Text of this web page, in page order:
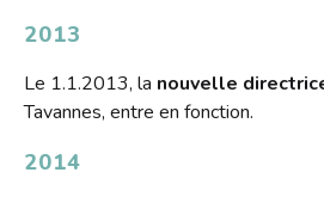
2013
Le 1.1.2013, la nouvelle
Tavannes, entre en fonction.
2014